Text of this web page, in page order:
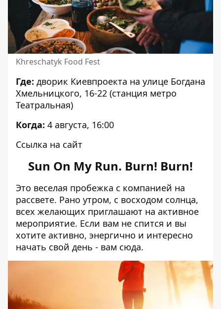
Khreschatyk Food Fest
Где: дворик Киевпроекта на улице Богдана
Хмельницкого, 16-22 (станция метро
Театральная)
Когда: 4 августа, 16:00
Ссылка на сайт
Sun On My Run. Burn! Burn!
Это веселая пробежка с компанией на
рассвете. Рано утром, с восходом солнца,
всех желающих приглашают на активное
мероприятие. Если вам не спится и вы
хотите активно, энергично и интересно
начать свой день - вам сюда.